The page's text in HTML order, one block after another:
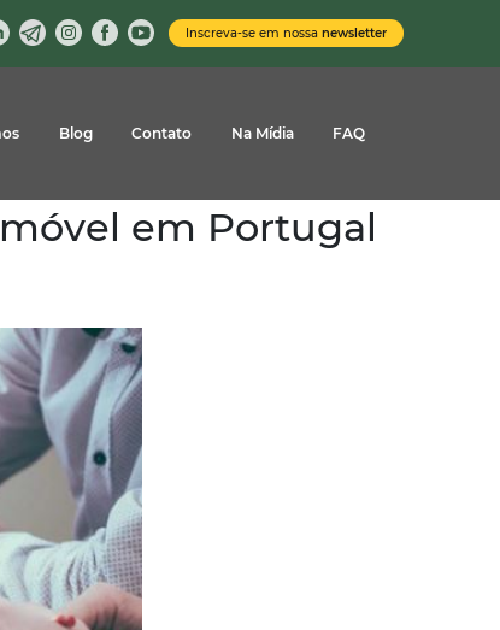
Inscreva-se em nossa newsletter
Blog Contato Na Mídia FAQ
em Portugal